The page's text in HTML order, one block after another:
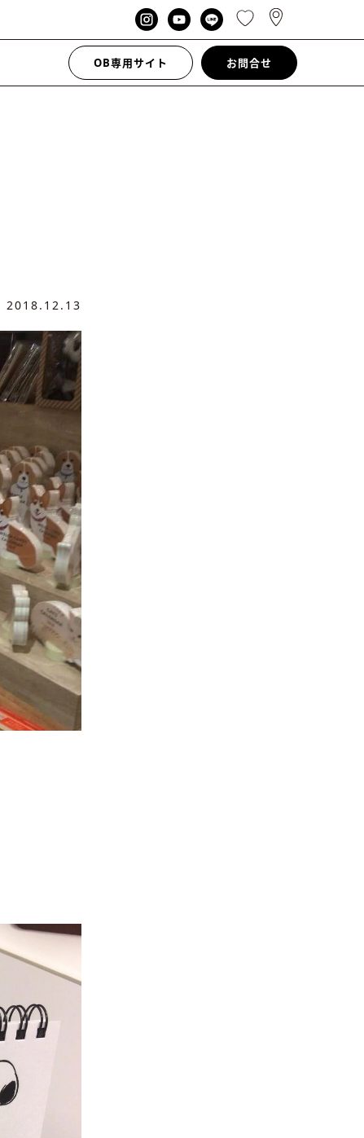
OB専用サイト お問合せ
2018.12.13